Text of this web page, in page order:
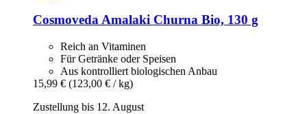
CosmovedaAmalaki Churna Bio, 130 g
Reich an Vitaminen
Für Getränke oder Speisen
Aus kontrolliert biologischen Anbau
15,99 € (123,00 € / kg)
Zustellung bis 12. August